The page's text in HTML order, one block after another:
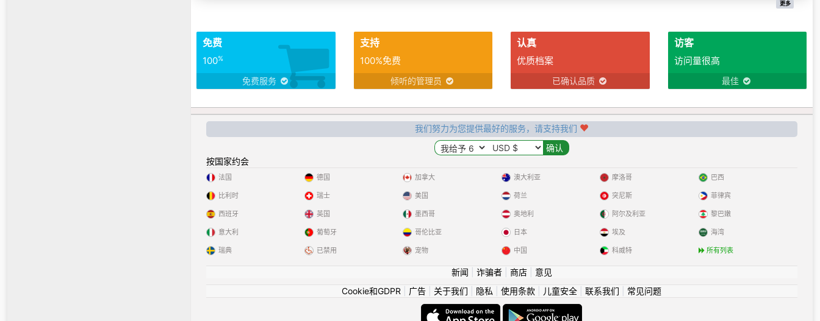
更多
免费
100%
免费服务
支持
100%免费
倾听的管理员
认真
优质档案
已确认品质
访客
访问量很高
最佳
我们努力为您提供最好的服务，请支持我们
按国家约会
法国
比利时
西班牙
意大利
瑞典
德国
瑞士
英国
葡萄牙
已禁用
加拿大
美国
墨西哥
哥伦比亚
宠物
澳大利亚
荷兰
奥地利
日本
中国
摩洛哥
突尼斯
阿尔及利亚
埃及
科威特
巴西
菲律宾
黎巴嫩
海湾
所有列表
新闻 诈骗者| 商店| 意见
Cookie和GDPR
广告 关于我们 隐私 使用条款 儿童安全 联系我们 常见问题